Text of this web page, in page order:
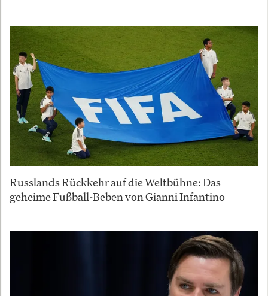
Russlands Rückkehr auf die Weltbühne: Das
geheime Fußball-Beben von Gianni Infantino